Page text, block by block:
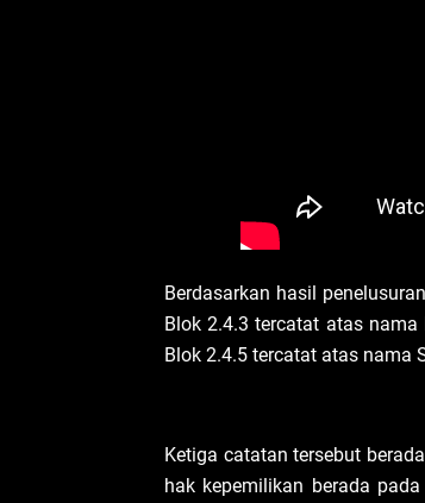
Berdasarkan hasil
Blok 2.4.3 tercatat atas
Blok 2.4.5 tercatat atas nama
Ketiga catatan tersebut
hak kepemilikan berada